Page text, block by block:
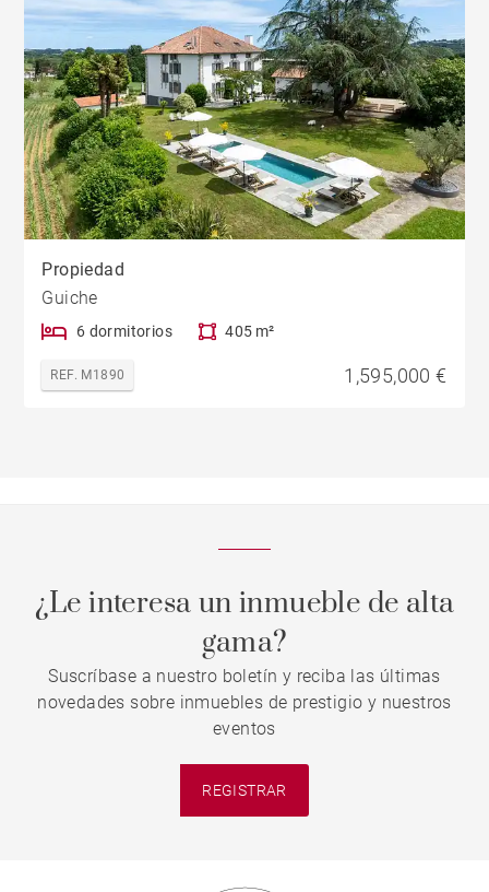
Propiedad
Guiche
6 dormitorios 405 m²
REF. M1890 1,595,000 €
¿Le interesa un inmueble de alta
gama?
Suscríbase a nuestro boletín y reciba las últimas
novedades sobre inmuebles de prestigio y nuestros
eventos
REGISTRAR